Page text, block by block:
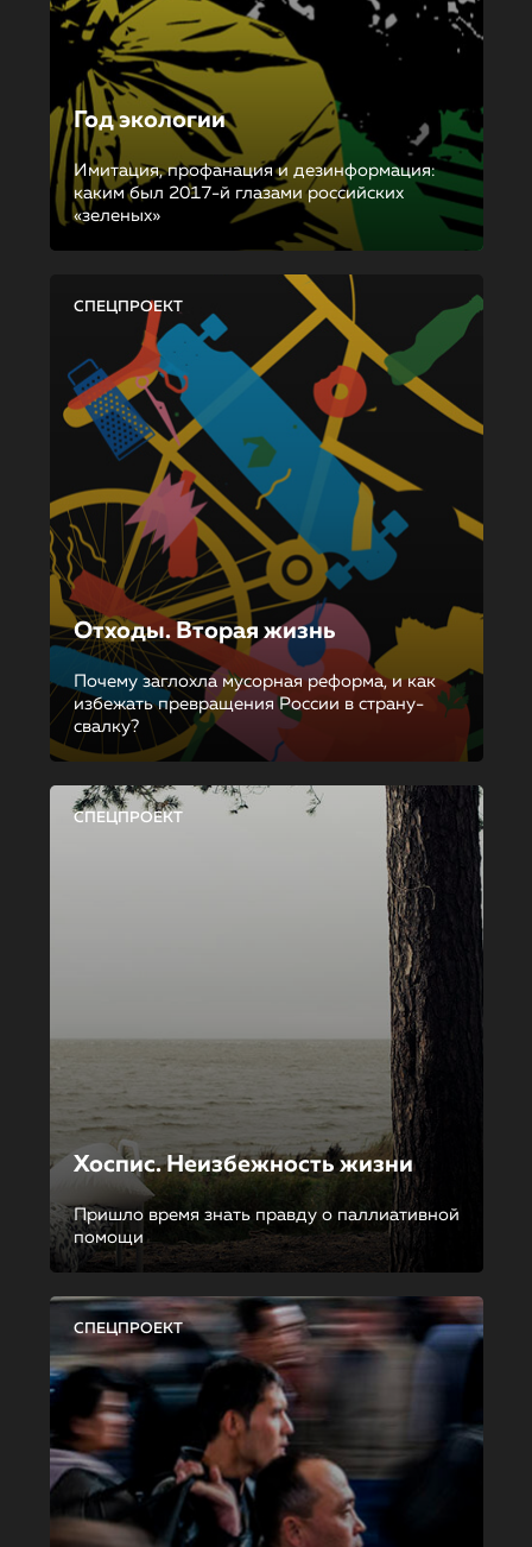
Год экологии
Имитация, профанация и дезинформация:
каким был 2017-й глазами российских
«зеленых»
СПЕЦПРОЕКТ
Отходы. Вторая жизнь
Почему заглохла мусорная реформа, и как
избежать превращения России в страну-
свалку?
СПЕЦПРОЕКТ
Хоспис. Неизбежность жизни
Пришло время знать правду о паллиативной
помощи
СПЕЦПРОЕКТ